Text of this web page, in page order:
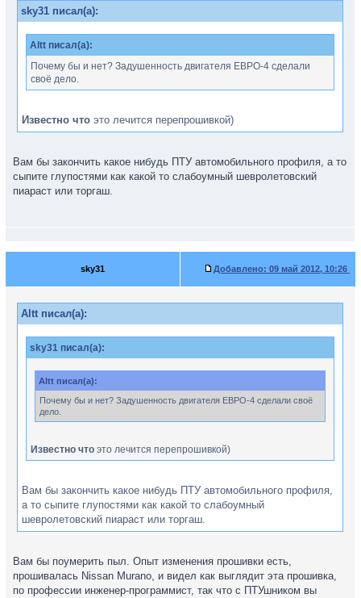
sky31 писал(а):
Altt писал(а):
Почему бы и нет? Задушенность двигателя ЕВРО-4 сделали
своё дело.
Известно что это лечится перепрошивкой)
Вам бы закончить какое нибудь ПТУ автомобильного профиля, а то
сыпите глупостями как какой то слабоумный шевролетовский
пиараст или торгаш.
sky31 Добавлено: 09 май 2012, 10:26
Altt писал(а):
sky31 писал(а):
Altt писал(а):
Почему бы и нет? Задушенность двигателя ЕВРО-4 сделали своё
дело.
Известно что это лечится перепрошивкой)
Вам бы закончить какое нибудь ПТУ автомобильного профиля,
а то сыпите глупостями как какой то слабоумный
шевролетовский пиараст или торгаш.
Вам бы поумерить пыл. Опыт изменения прошивки есть,
прошивалась Nissan Murano, и видел как выглядит эта прошивка,
по профессии инженер-программист, так что с ПТУшником вы